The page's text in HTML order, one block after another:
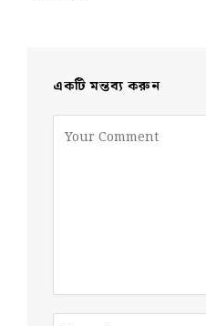
একটি মন্তব্য করুন